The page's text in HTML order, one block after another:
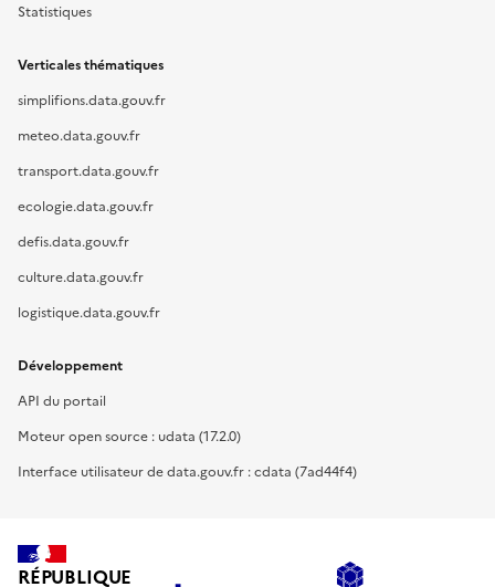
Statistiques
Verticales thématiques
simplifions.data.gouv.fr
meteo.data.gouv.fr
transport.data.gouv.fr
ecologie.data.gouv.fr
defis.data.gouv.fr
culture.data.gouv.fr
logistique.data.gouv.fr
Développement
API du portail
Moteur open source : udata (17.2.0)
Interface utilisateur de data.gouv.fr : cdata (7ad44f4)
RÉPUBLIQUE